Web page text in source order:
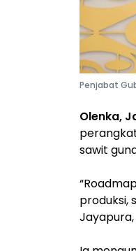
Penjabat
Olenka,
sawit
produksi,